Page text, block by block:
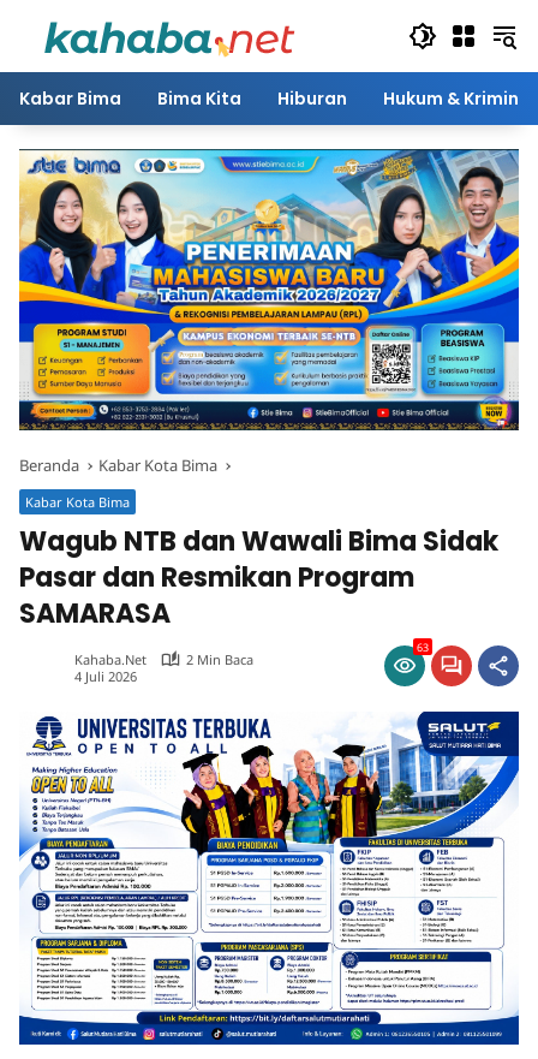
Kabar Bima Bima Kita Hiburan Hukum & Kriminal
Beranda Kabar Kota Bima
Kabar Kota Bima
Wagub NTB dan Wawali Bima Sidak
Pasar dan Resmikan Program
SAMARASA
Kahaba.net
2 Min Baca
4 Juli 2026
63